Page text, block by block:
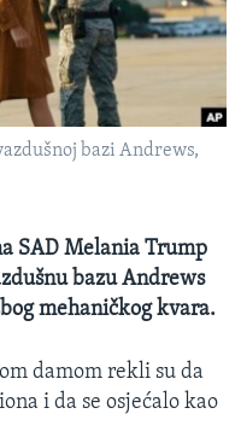
bazi Andrews,
SAD Melania Trump
bazu Andrews
mehaničkog kvara.
damom rekli su da
i da se osjećalo kao